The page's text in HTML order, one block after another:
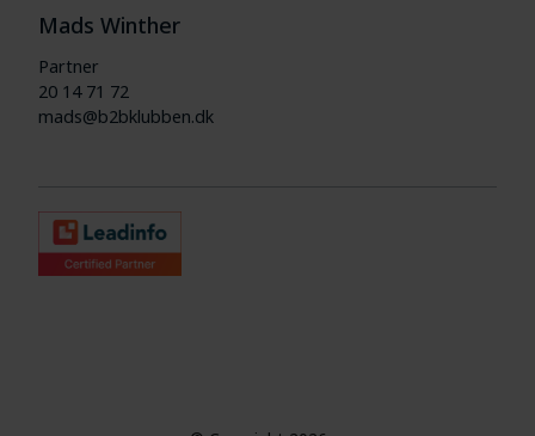
Mads Winther
Partner
20 14 71 72
mads@b2bklubben.dk